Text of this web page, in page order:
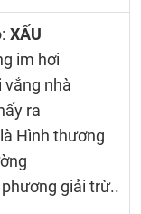
XẤU
im hơi
vắng nhà
ra
Hình thương
giải trừ..